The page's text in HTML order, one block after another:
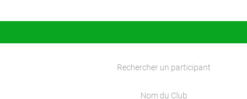
Rechercher un participant
Nom du Club